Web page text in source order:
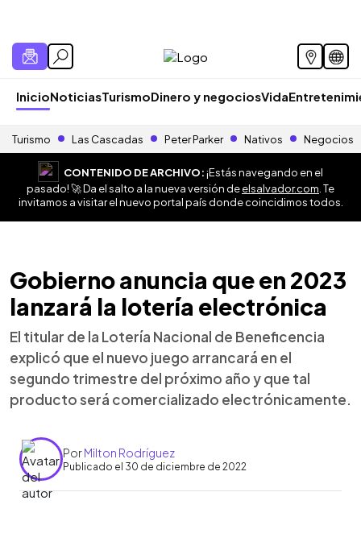
InicioNoticiasTurismoDinero y negociosVida
Turismo Las Cascadas Peter Parker Nativos Negocios
CONTENIDO DE ARCHIVO:¡Estás navegando en el
pasado! 🚀 Da el salto a la nueva versión deelsalvador.com . Te
invitamos a visitar el nuevo portal país donde coincidimos todos.
Gobierno anuncia que en 2023
lanzará la lotería electrónica
El titular de la Lotería Nacional de Beneficencia
explicó que el nuevo juego arrancará en el
segundo trimestre del próximo año y que tal
producto será comercializado electrónicamente.
PorMilton Rodríguez
Publicado el 30 de diciembre de 2022